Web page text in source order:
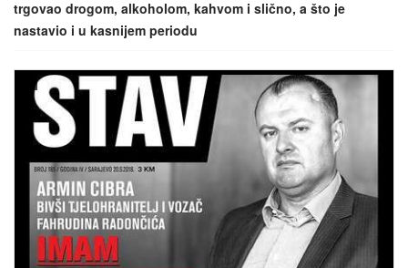
o
n
trgovao drogom, alkoholom, kahvom i slično, a što je
nastavio i u kasnijem periodu